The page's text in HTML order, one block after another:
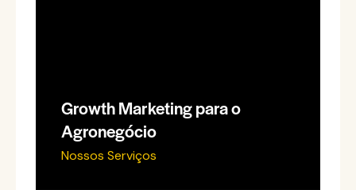
Growth Marketing para o
Agronegócio
Nossos Serviços